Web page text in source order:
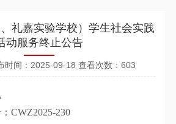
、礼嘉实验学校）学生社会实践
动服务终止公告
时间：2025-09-18 查看次数：603
CWZ2025-230